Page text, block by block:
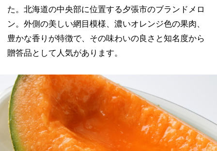
た。北海道の中央部に位置する夕張市のブランドメロ
ン。外側の美しい網目模様、濃いオレンジ色の果肉、
豊かな香りが特徴で、その味わいの良さと知名度から
贈答品として人気があります。